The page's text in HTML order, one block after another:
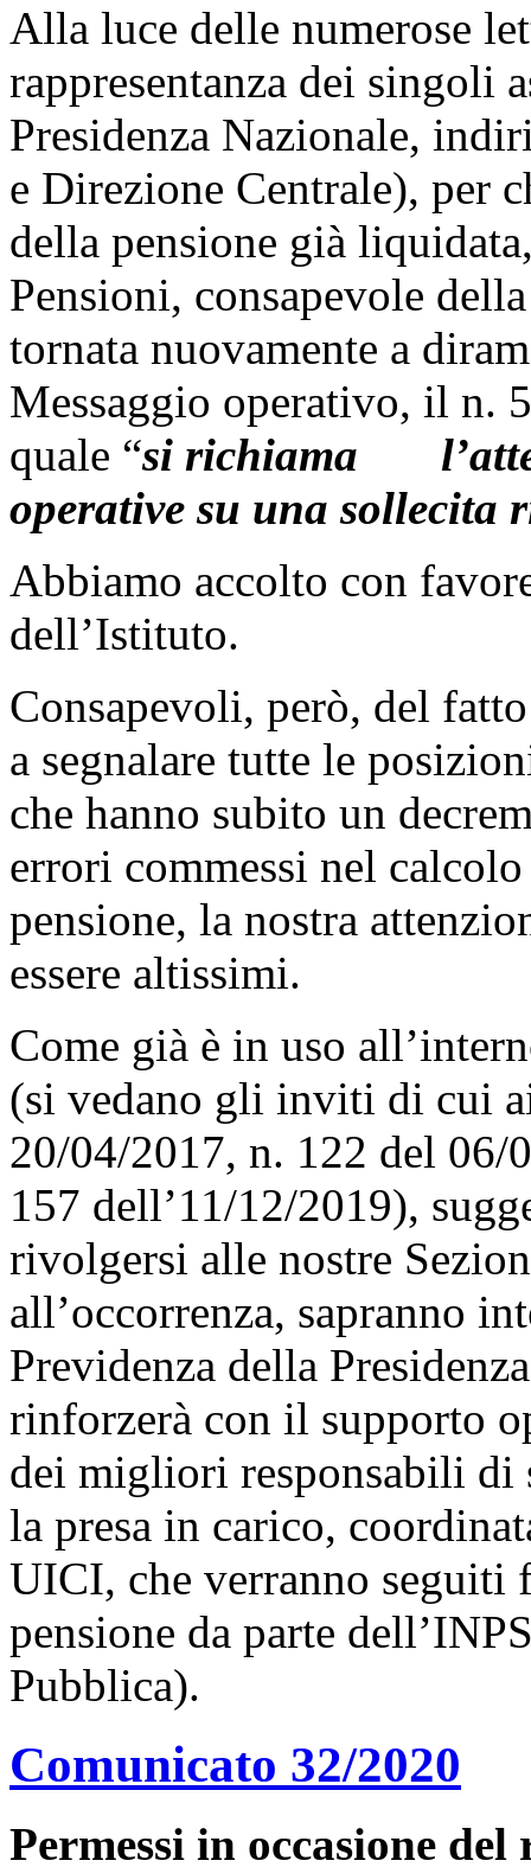
Alla luce delle numerose
rappresentanza dei singoli
Presidenza Nazionale,
e Direzione Centrale), per
della pensione già
Pensioni, consapevole
tornata nuovamente a
Messaggio operativo, il n.
quale “si richiama
operative su una sollecita
Abbiamo accolto con
dell’Istituto.
Consapevoli, però, del
a segnalare tutte le
che hanno subito un
errori commessi nel
pensione, la nostra
essere altissimi.
Come già è in uso
(si vedano gli inviti di cui
20/04/2017, n. 122 del 06/
157 dell’11/12/2019),
rivolgersi alle nostre
all’occorrenza, sapranno
Previdenza della
rinforzerà con il supporto
dei migliori responsabili di
la presa in carico,
UICI, che verranno
pensione da parte
Pubblica).
Comunicato 32/2020
Permessi in occasione